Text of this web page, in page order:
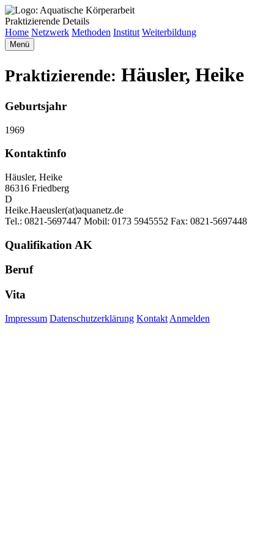
Praktizierende Details
Home Netzwerk Methoden Institut Weiterbildung
Menü
Praktizierende: Häusler, Heike
Geburtsjahr
1969
Kontaktinfo
Häusler, Heike
86316 Friedberg
D
Heike.Haeusler(at)aquanetz.de
Tel.: 0821-5697447 Mobil: 0173 5945552 Fax: 0821-5697448
Qualifikation AK
Beruf
Vita
Impressum Datenschutzerklärung Kontakt Anmelden